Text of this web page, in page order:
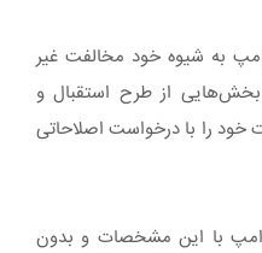
به شیوه خود مخالفت غیر
بخش‌هایی از طرح استقبال و
خود را با درخواست اصلاحاتی
با این مشخصات و بدون